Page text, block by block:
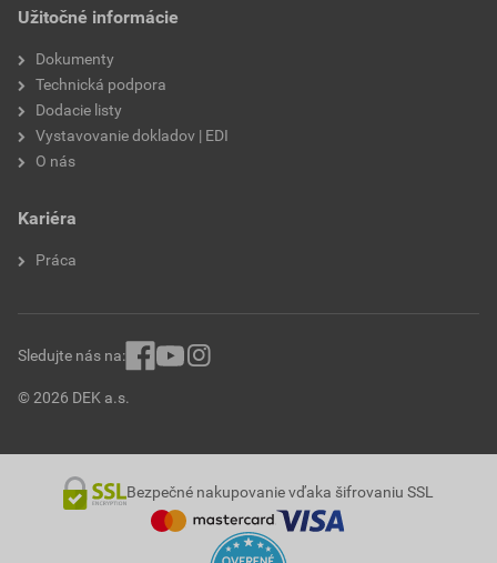
Užitočné informácie
Dokumenty
Technická podpora
Dodacie listy
Vystavovanie dokladov | EDI
O nás
Kariéra
Práca
© 2026 DEK a.s.
Sledujte nás na:
Bezpečné nakupovanie vďaka šifrovaniu SSL